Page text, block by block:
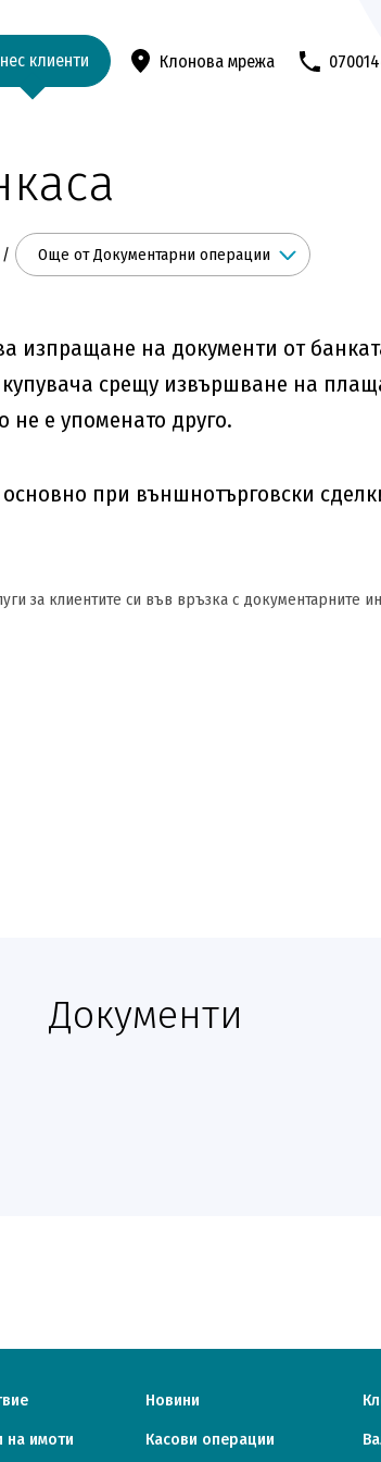
клиенти Клонова мрежа
Още от Документарни операции
изпращане на документи от
купувача срещу извършване на
не е упоменато друго.
при външнотърговски
за клиентите си във връзка с документарните
Документи
Новини
на имоти Касови операции